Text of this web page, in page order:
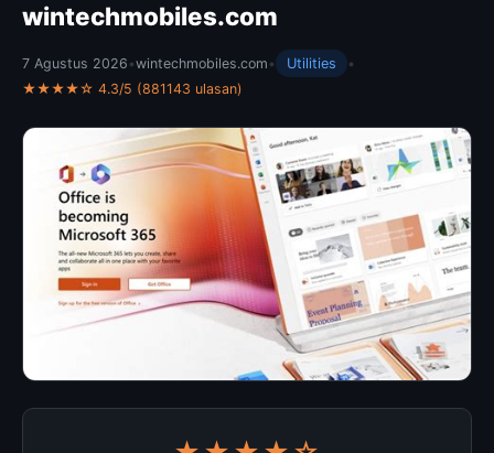
wintechmobiles.com
7 Agustus 2026 •wintechmobiles.com • Utilities
•
★★★★☆ 4.3/5 (881143 ulasan)